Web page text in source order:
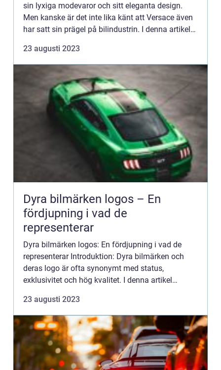
sin lyxiga modevaror och sitt eleganta design.
Men kanske är det inte lika känt att Versace även
har satt sin prägel på bilindustrin. I denna artikel
e...
23 augusti 2023
Dyra bilmärken logos – En
fördjupning i vad de
representerar
Dyra bilmärken logos: En fördjupning i vad de
representerar Introduktion: Dyra bilmärken och
deras logo är ofta synonymt med status,
exklusivitet och hög kvalitet. I denna artikel
dyra bilmärkenas logotyp...
23 augusti 2023